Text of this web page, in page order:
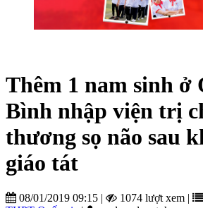
Thêm 1 nam sinh ở
Bình nhập viện trị
thương sọ não sau
giáo tát
08/01/2019 09:15 | 1074 lượt xem |